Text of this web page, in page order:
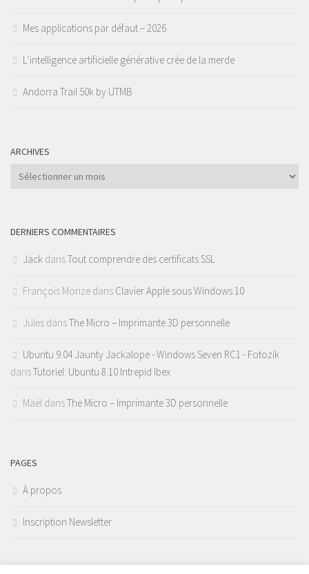
Mes applications par défaut – 2026
L’intelligence artificielle générative crée de la merde
Andorra Trail 50k by UTMB
ARCHIVES
Archives
DERNIERS COMMENTAIRES
Jack dansTout comprendre des certificats SSL
François Morize dans Clavier Apple sous Windows 10
Jules dansThe Micro – Imprimante 3D personnelle
Ubuntu 9.04 Jaunty Jackalope - Windows Seven RC1 - Fotozik
dansTutoriel: Ubuntu 8.10 Intrepid Ibex
Maël dansThe Micro – Imprimante 3D personnelle
PAGES
À propos
Inscription Newsletter